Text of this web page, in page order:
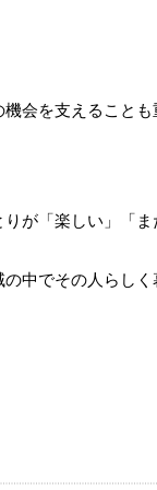
会を支えることも
が「楽しい」「ま
中でその人らしく